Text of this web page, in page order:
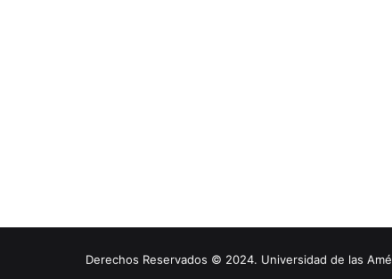
Derechos Reservados © 2024. Universidad de las